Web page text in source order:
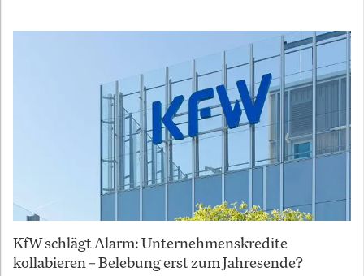
KfW schlägt Alarm: Unternehmenskredite
kollabieren – Belebung erst zum Jahresende?